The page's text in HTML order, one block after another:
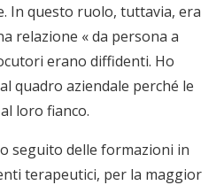
In questo ruolo, tuttavia, era
relazione « da persona a
erano diffidenti. Ho
quadro aziendale perché le
loro fianco.
seguito delle formazioni in
terapeutici, per la maggior